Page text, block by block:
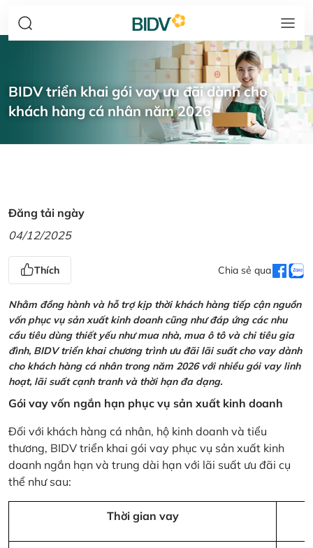
BIDV triển khai gói vay ưu đãi dành cho
khách hàng cá nhân năm 2026
Đăng tải ngày
04/12/2025
Thích Chia sẻ qua
Nhằm đồng hành và hỗ trợ kịp thời khách hàng tiếp cận nguồn
vốn phục vụ sản xuất kinh doanh cũng như đáp ứng các nhu
cầu tiêu dùng thiết yếu như mua nhà, mua ô tô và chi tiêu gia
đình, BIDV triển khai chương trình ưu đãi lãi suất cho vay dành
cho khách hàng cá nhân trong năm 2026 với nhiều gói vay linh
hoạt, lãi suất cạnh tranh và thời hạn đa dạng.
Gói vay vốn ngắn hạn phục vụ sản xuất kinh doanh
Đối với khách hàng cá nhân, hộ kinh doanh và tiểu
thương, BIDV triển khai gói vay phục vụ sản xuất kinh
doanh ngắn hạn và trung dài hạn với lãi suất ưu đãi cụ
thể như sau:
Thời gian vay